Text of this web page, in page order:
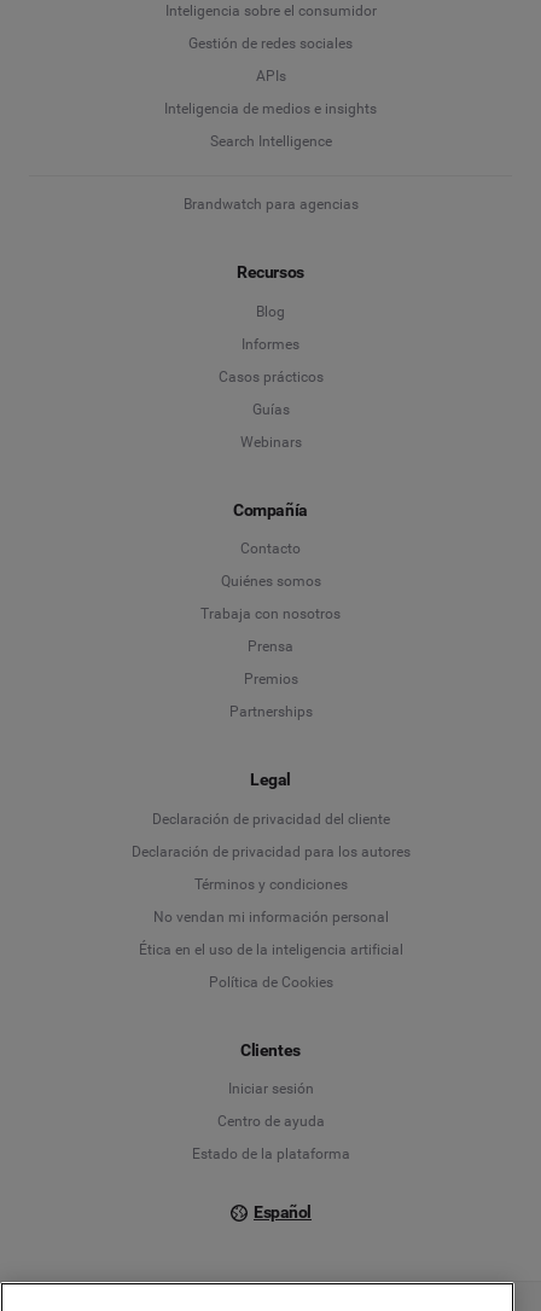
Inteligencia sobre el consumidor
Gestión de redes sociales
APIs
Inteligencia de medios e insights
Search Intelligence
Brandwatch para agencias
Recursos
Blog
Informes
Casos prácticos
Guías
Webinars
Compañía
Contacto
Quiénes somos
Trabaja con nosotros
Prensa
Premios
Partnerships
Legal
Declaración de privacidad del cliente
Declaración de privacidad para los autores
Términos y condiciones
No vendan mi información personal
Ética en el uso de la inteligencia artificial
Política de Cookies
Clientes
Iniciar sesión
Centro de ayuda
Estado de la plataforma
Español